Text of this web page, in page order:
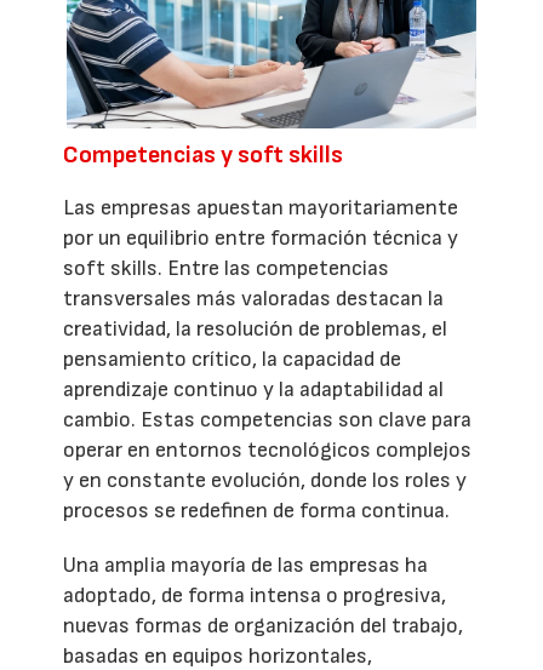
Competencias y soft skills
Las empresas apuestan mayoritariamente
por un equilibrio entre formación técnica y
soft skills. Entre las competencias
transversales más valoradas destacan la
creatividad, la resolución de problemas, el
pensamiento crítico, la capacidad de
aprendizaje continuo y la adaptabilidad al
cambio. Estas competencias son clave para
operar en entornos tecnológicos complejos
y en constante evolución, donde los roles y
procesos se redefinen de forma continua.
Una amplia mayoría de las empresas ha
adoptado, de forma intensa o progresiva,
nuevas formas de organización del trabajo,
basadas en equipos horizontales,